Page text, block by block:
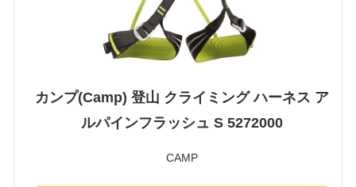
カンプ(Camp) 登山 クライミング ハーネス ア
ルパインフラッシュ S 5272000
CAMP